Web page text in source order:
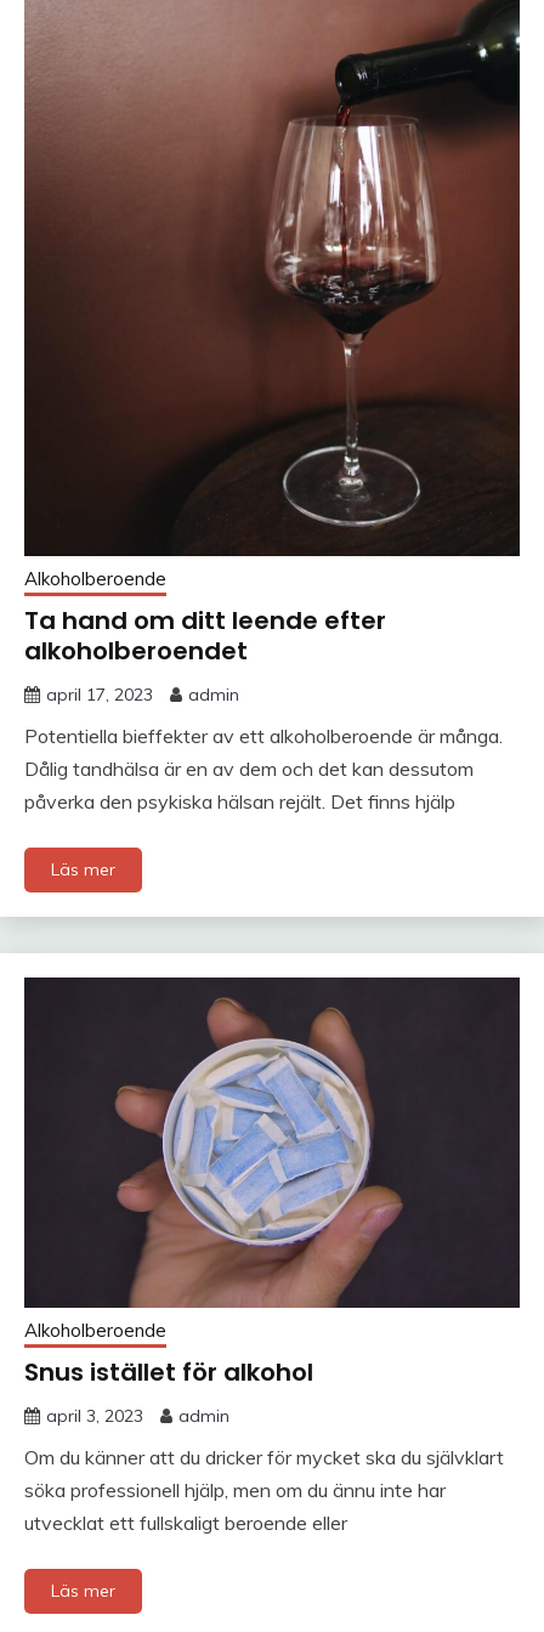
Alkoholberoende
Ta hand om ditt leende efter
alkoholberoendet
april 17, 2023 admin
Potentiella bieffekter av ett alkoholberoende är många.
Dålig tandhälsa är en av dem och det kan dessutom
påverka den psykiska hälsan rejält. Det finns hjälp
Läs mer
Alkoholberoende
Snus istället för alkohol
april 3, 2023 admin
Om du känner att du dricker för mycket ska du självklart
söka professionell hjälp, men om du ännu inte har
utvecklat ett fullskaligt beroende eller
Läs mer